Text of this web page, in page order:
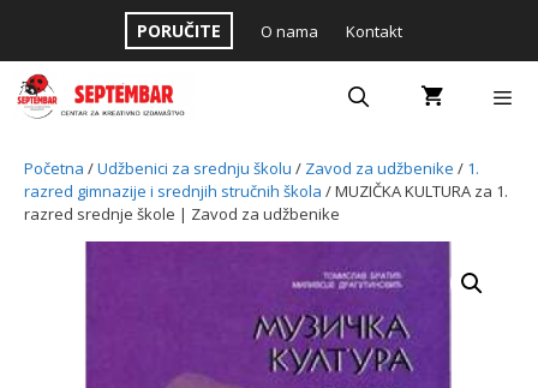
content
PORUČITE O nama Kontakt
Početna /Udžbenici za srednju školu / Zavod za udžbenike / 1.
razred gimnazije i srednjih stručnih škola / MUZIČKA KULTURA za 1.
razred srednje škole | Zavod za udžbenike